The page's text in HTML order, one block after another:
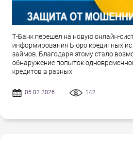
Т-Банк перешел на новую онлайн-
информирования Бюро кредитных
займов. Благодаря этому стало
обнаружение попыток
кредитов в разных
05.02.2026 142